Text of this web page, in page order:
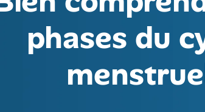
phases du